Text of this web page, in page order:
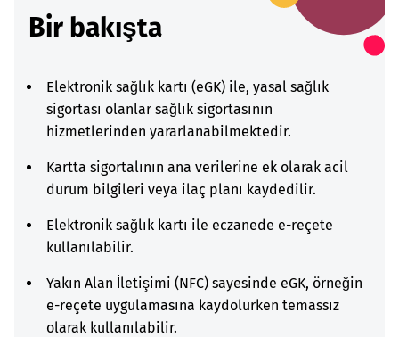
Bir bakışta
Elektronik sağlık kartı (eGK) ile, yasal sağlık
sigortası olanlar sağlık sigortasının
hizmetlerinden yararlanabilmektedir.
Kartta sigortalının ana verilerine ek olarak acil
durum bilgileri veya ilaç planı kaydedilir.
Elektronik sağlık kartı ile eczanede e-reçete
kullanılabilir.
Yakın Alan İletişimi (NFC) sayesinde eGK, örneğin
e-reçete uygulamasına kaydolurken temassız
olarak kullanılabilir.